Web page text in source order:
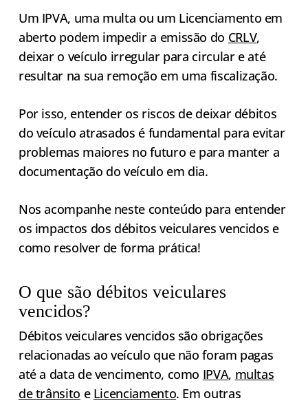
Um IPVA, uma multa ou um Licenciamento em
aberto podem impedir a emissão do CRLV,
deixar o veículo irregular para circular e até
resultar na sua remoção em uma fiscalização.
Por isso, entender os riscos de deixar débitos
do veículo atrasados é fundamental para evitar
problemas maiores no futuro e para manter a
documentação do veículo em dia.
Nos acompanhe neste conteúdo para entender
os impactos dos débitos veiculares vencidos e
como resolver de forma prática!
O que são débitos veiculares
vencidos?
Débitos veiculares vencidos são obrigações
relacionadas ao veículo que não foram pagas
até a data de vencimento, como IPVA, multas
de trânsito e Licenciamento. Em outras